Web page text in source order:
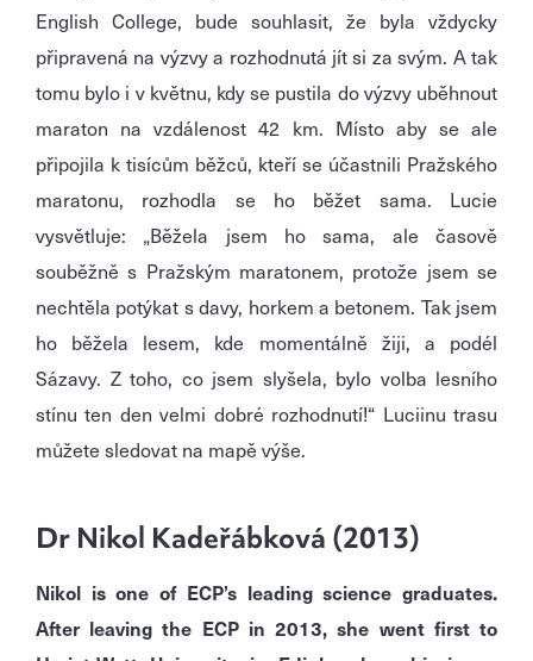
English College, bude souhlasit, že byla vždycky
připravená na výzvy a rozhodnutá jít si za svým. A tak
tomu bylo i v květnu, kdy se pustila do výzvy uběhnout
maraton na vzdálenost 42 km. Místo aby se ale
připojila k tisícům běžců, kteří se účastnili Pražského
maratonu, rozhodla se ho běžet sama. Lucie
vysvětluje: „Běžela jsem ho sama, ale časově
souběžně s Pražským maratonem, protože jsem se
nechtěla potýkat s davy, horkem a betonem. Tak jsem
ho běžela lesem, kde momentálně žiji, a podél
Sázavy. Z toho, co jsem slyšela, bylo volba lesního
stínu ten den velmi dobré rozhodnutí!“ Luciinu trasu
můžete sledovat na mapě výše.
Dr Nikol Kadeřábková (2013)
Nikol is one of ECP’s leading science graduates.
After leaving the ECP in 2013, she went first to